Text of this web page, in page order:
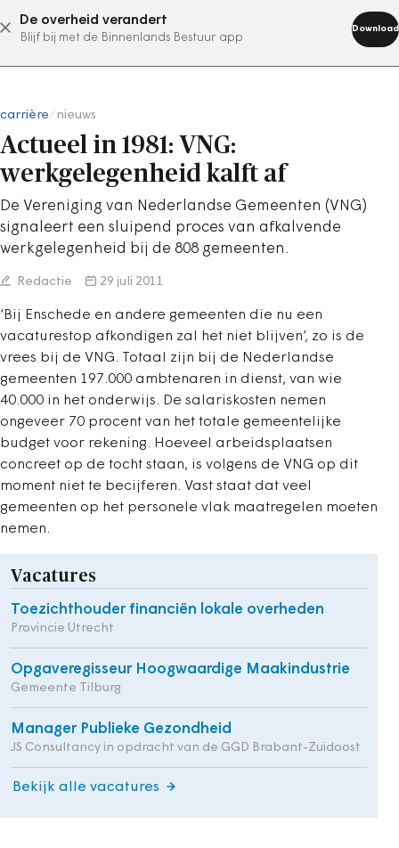
De overheid verandert
Blijf bij met de Binnenlands Bestuur app
Download
abonneer nu
carrière nieuws
Actueel in 1981: VNG:
werkgelegenheid kalft af
De Vereniging van Nederlandse Gemeenten (VNG)
signaleert een sluipend proces van afkalvende
werkgelegenheid bij de 808 gemeenten.
Redactie 29 juli 2011
‘Bij Enschede en andere gemeenten die nu een
vacaturestop afkondigen zal het niet blijven’, zo is de
vrees bij de VNG. Totaal zijn bij de Nederlandse
gemeenten 197.000 ambtenaren in dienst, van wie
40.000 in het onderwijs. De salariskosten nemen
ongeveer 70 procent van het totale gemeentelijke
budget voor rekening. Hoeveel arbeidsplaatsen
concreet op de tocht staan, is volgens de VNG op dit
moment niet te becijferen. Vast staat dat veel
gemeenten op het personele vlak maatregelen moeten
nemen.
Vacatures
Toezichthouder financiën lokale overheden
Provincie Utrecht
Opgaveregisseur Hoogwaardige Maakindustrie
Gemeente Tilburg
Manager Publieke Gezondheid
JS Consultancy in opdracht van de GGD Brabant-Zuidoost
Bekijk alle vacatures